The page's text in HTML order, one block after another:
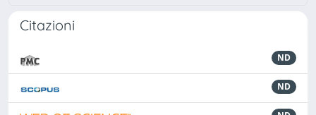
Citazioni
ND
ND